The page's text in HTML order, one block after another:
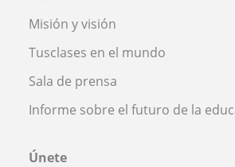
Misión y visión
Tusclases en el mundo
Sala de prensa
Informe sobre el futuro de la
Únete